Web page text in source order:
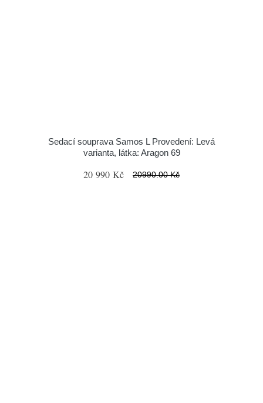
Sedací souprava Samos L Provedení: Levá
varianta, látka: Aragon 69
20 990 Kč 20990.00 Kč